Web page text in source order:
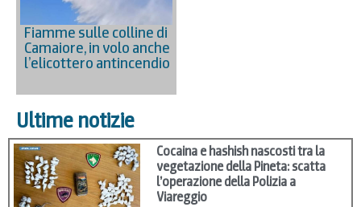
Fiamme sulle colline di
Camaiore, in volo anche
l’elicottero antincendio
Ultime notizie
Cocaina e hashish nascosti tra la
vegetazione della Pineta: scatta
l’operazione della Polizia a
Viareggio